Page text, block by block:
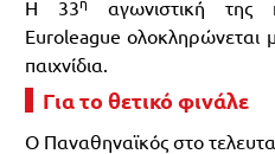
Η 33
αγωνιστική της
Euroleague ολοκληρώνεται
παιχνίδια.
Για το θετικό φινάλε
Ο Παναθηναϊκός στο